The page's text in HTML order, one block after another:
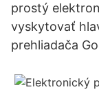
prostý
vyskytovať
prehliadača